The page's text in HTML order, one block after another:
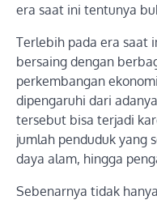
era saat ini tentunya
Terlebih pada era saat
bersaing dengan
perkembangan
dipengaruhi dari
tersebut bisa terjadi
jumlah penduduk yang
daya alam, hingga
Sebenarnya tidak